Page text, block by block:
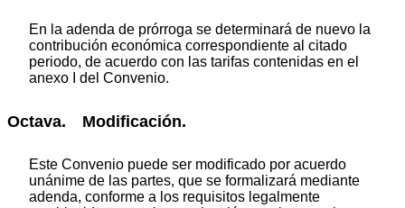
En la adenda de prórroga se determinará de nuevo la
contribución económica correspondiente al citado
periodo, de acuerdo con las tarifas contenidas en el
anexo I del Convenio.
Octava. Modificación.
Este Convenio puede ser modificado por acuerdo
unánime de las partes, que se formalizará mediante
adenda, conforme a los requisitos legalmente